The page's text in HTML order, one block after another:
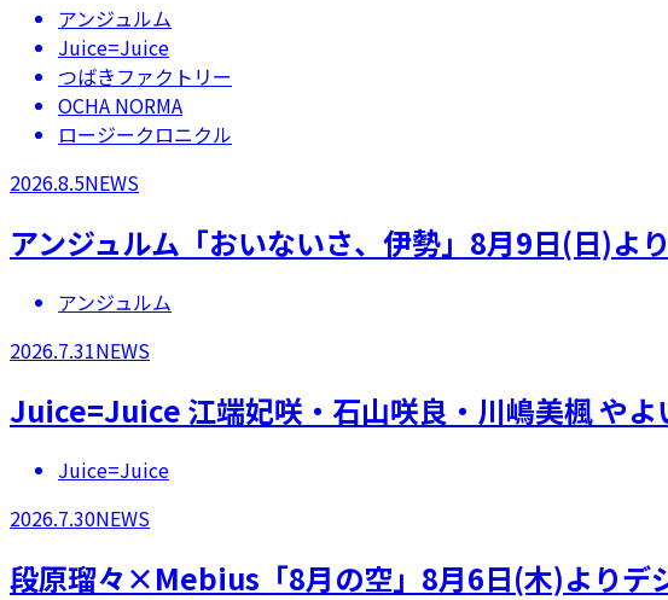
アンジュルム
Juice=Juice
つばきファクトリー
OCHA NORMA
ロージークロニクル
2026.8.5NEWS
アンジュルム「おいないさ、伊勢」8月9日(日)よ
アンジュルム
2026.7.31NEWS
Juice=Juice 江端妃咲・石山咲良・川嶋美楓 やよ
Juice=Juice
2026.7.30NEWS
段原瑠々×Mebius「8月の空」8月6日(木)よりデ